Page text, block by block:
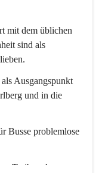
mit dem üblichen
sind als
Ausgangspunkt
und in die
Busse problemlose
Treiben der